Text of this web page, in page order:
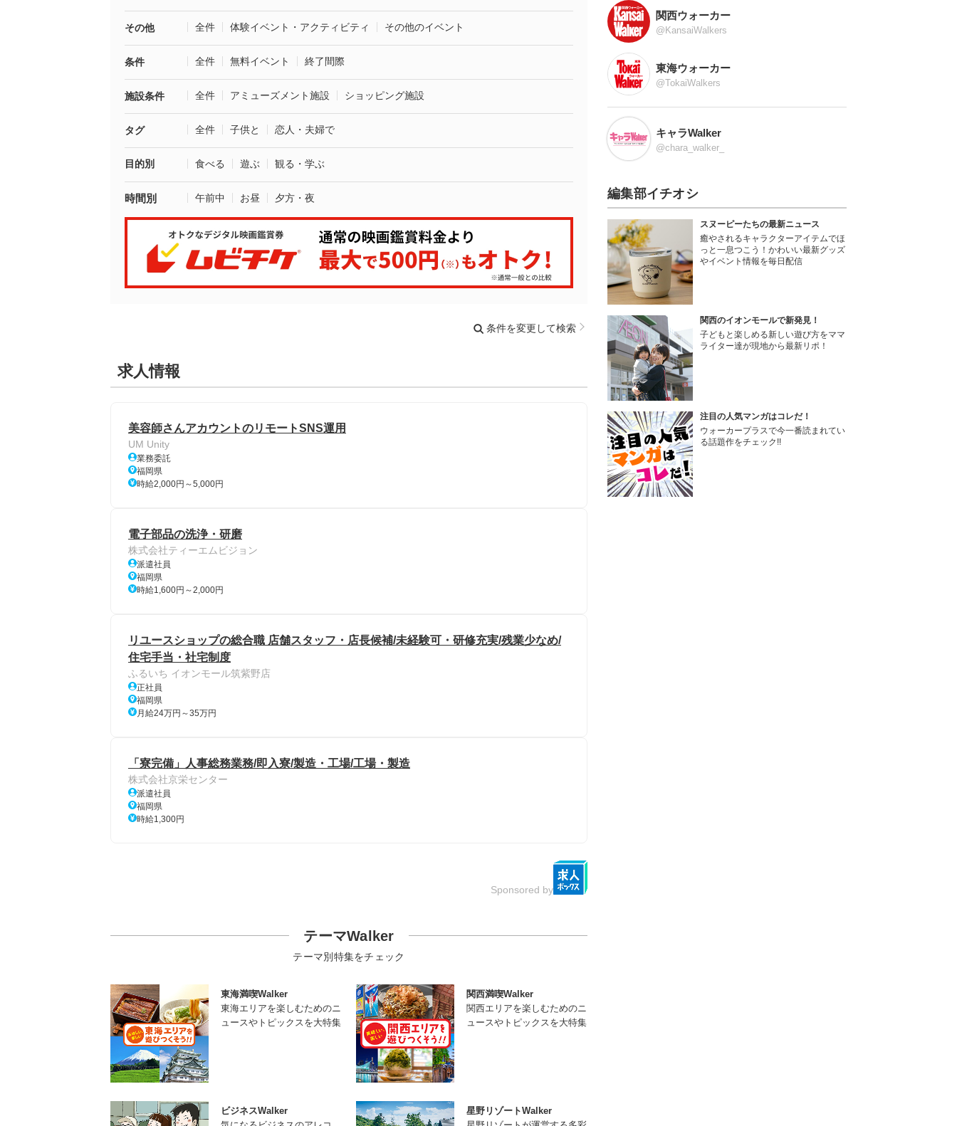
その他 全件 体験イベント・アクティビティ その他のイベント
条件 全件 無料イベント 終了間際
施設条件 全件 アミューズメント施設 ショッピング施設
タグ 全件 子供と 恋人・夫婦で
目的別 食べる 遊ぶ 観る・学ぶ
時間別 午前中 お昼 夕方・夜
条件を変更して検索
求人情報
美容師さんアカウントのリモートSNS運用
UM Unity
業務委託
福岡県
時給2,000円～5,000円
電子部品の洗浄・研磨
株式会社ティーエムビジョン
派遣社員
福岡県
時給1,600円～2,000円
リユースショップの総合職 店舗スタッフ・店長候補/未経験可・研修充実/残業少なめ/
住宅手当・社宅制度
ふるいち イオンモール筑紫野店
正社員
福岡県
月給24万円～35万円
「寮完備」人事総務業務/即入寮/製造・工場/工場・製造
株式会社京栄センター
派遣社員
福岡県
時給1,300円
Sponsored by
テーマWalker
テーマ別特集をチェック
東海満喫Walker
東海エリアを楽しむためのニ
ュースやトピックスを大特集
関西満喫Walker
関西エリアを楽しむためのニ
ュースやトピックスを大特集
ビジネスWalker
星野リゾートWalker
関西ウォーカー
@KansaiWalkers
東海ウォーカー
@TokaiWalkers
キャラWalker
@chara_walker_
編集部イチオシ
スヌーピーたちの最新ニュース
癒やされるキャラクターアイテムでほ
っと一息つこう！かわいい最新グッズ
やイベント情報を毎日配信
関西のイオンモールで新発見！
子どもと楽しめる新しい遊び方をママ
ライター達が現地から最新リポ！
注目の人気マンガはコレだ！
ウォーカープラスで今一番読まれてい
る話題作をチェック!!